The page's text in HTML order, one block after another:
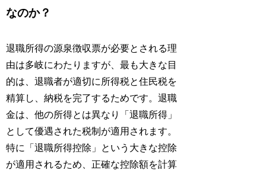
なのか？
退職所得の源泉徴収票が必要とされる理
由は多岐にわたりますが、最も大きな目
的は、退職者が適切に所得税と住民税を
精算し、納税を完了するためです。退職
金は、他の所得とは異なり「退職所得」
として優遇された税制が適用されます。
特に「退職所得控除」という大きな控除
が適用されるため、正確な控除額を計算